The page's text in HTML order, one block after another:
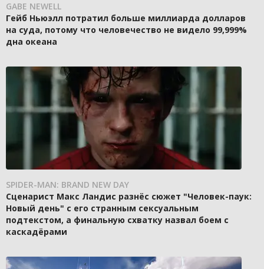
GABE NEWELL
Гейб Ньюэлл потратил больше миллиарда долларов
на суда, потому что человечество не видело 99,999%
дна океана
SPIDER-MAN: BRAND NEW DAY
Сценарист Макс Ландис разнёс сюжет "Человек-паук:
Новый день" с его странным сексуальным
подтекстом, а финальную схватку назвал боем с
каскадёрами